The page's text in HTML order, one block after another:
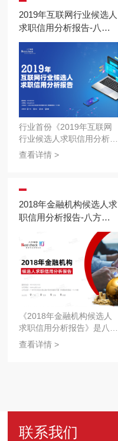
业、运输交通等主要行业的
候选人求职信用风险进行数
据统计并分析。
2019年互联网行业候选人
求职信用分析报告-八方
锦程
行业首份《2019年互联网
行业候选人求职信用分析报
告》，2018年互联网寒冬
查看详情 >
2018年金融机构候选人求
职信用分析报告-八方锦
《2018年金融机构候选人
求职信用分析报告》是八方
锦程人才研究院基于八方锦
查看详情 >
联系我们